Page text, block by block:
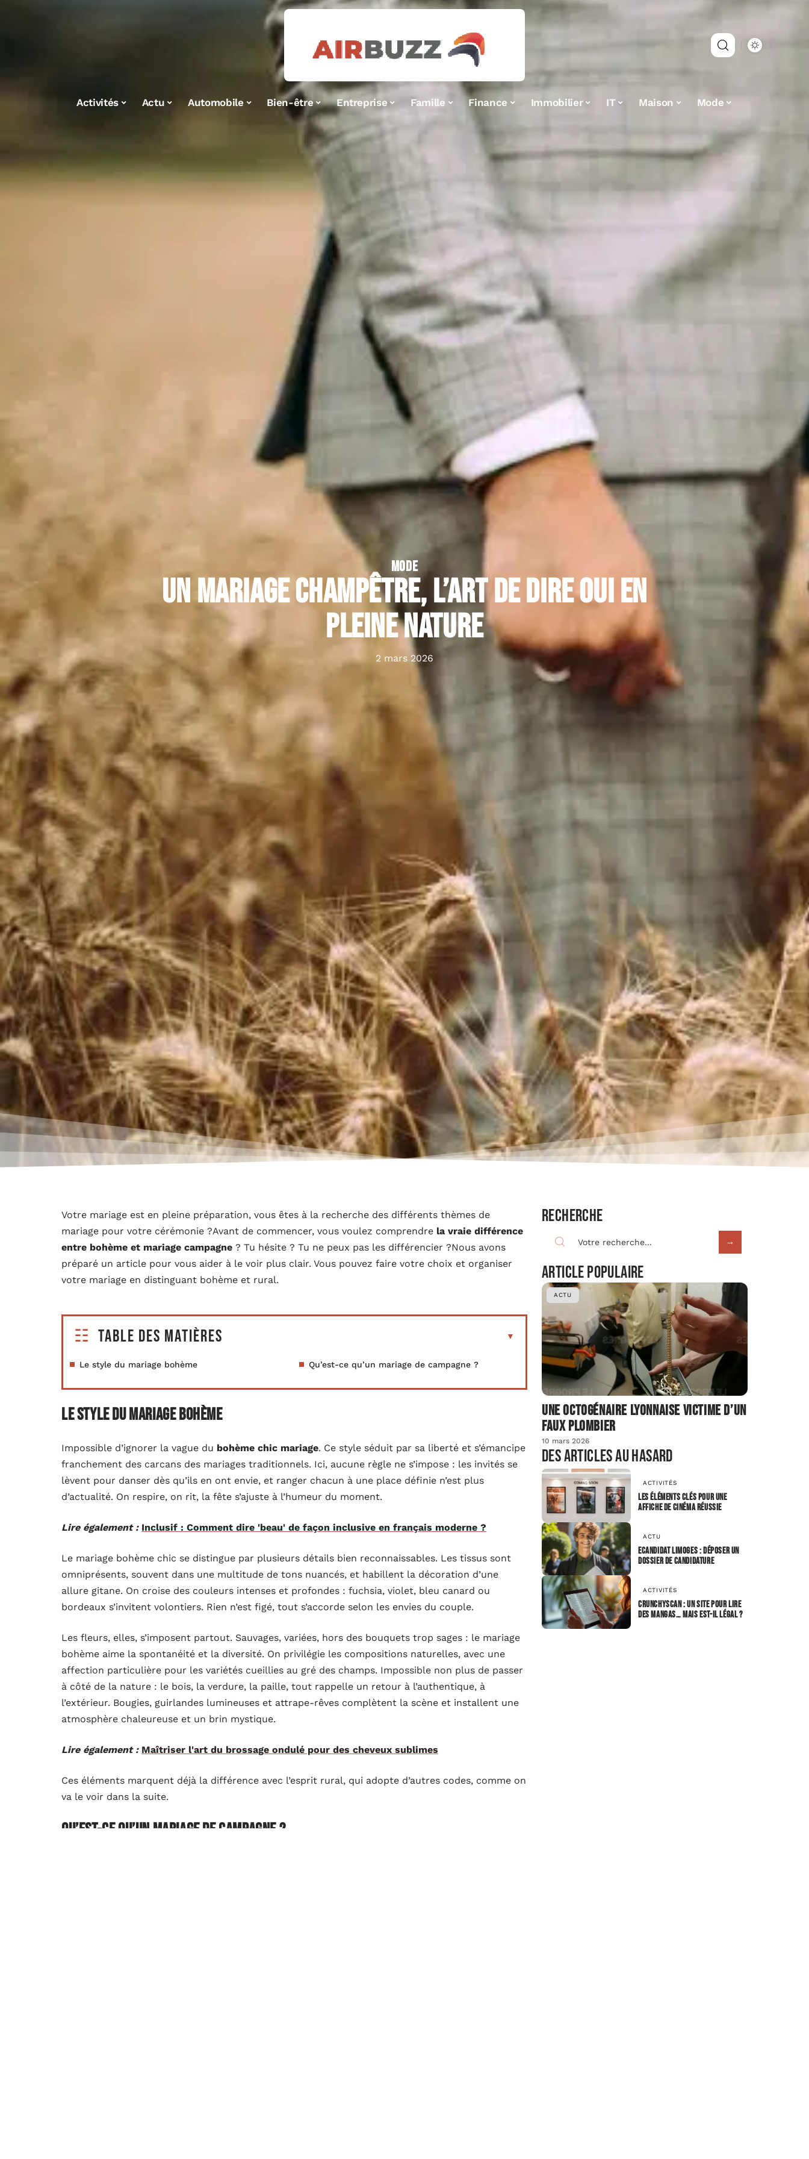
Activités Actu Automobile Bien-être Entreprise Famille Finance Immobilier IT Maison Mode
MODE
Un mariage champêtre, l’art de dire oui en
pleine nature
2 mars 2026
Votre mariage est en pleine préparation, vous êtes à la recherche des différents thèmes de
mariage pour votre cérémonie ?Avant de commencer, vous voulez comprendre la vraie différence
entre bohème et mariage campagne ? Tu hésite ? Tu ne peux pas les différencier ?Nous avons
préparé un article pour vous aider à le voir plus clair. Vous pouvez faire votre choix et organiser
votre mariage en distinguant bohème et rural.
Table des matières
Le style du mariage bohème Qu’est-ce qu’un mariage de campagne ?
Le style du mariage bohème
Impossible d’ignorer la vague du bohème chic mariage. Ce style séduit par sa liberté et s’émancipe
franchement des carcans des mariages traditionnels. Ici, aucune règle ne s’impose : les invités se
lèvent pour danser dès qu’ils en ont envie, et ranger chacun à une place définie n’est plus
d’actualité. On respire, on rit, la fête s’ajuste à l’humeur du moment.
Lire également : Inclusif : Comment dire 'beau' de façon inclusive en français moderne ?
Le mariage bohème chic se distingue par plusieurs détails bien reconnaissables. Les tissus sont
omniprésents, souvent dans une multitude de tons nuancés, et habillent la décoration d’une
allure gitane. On croise des couleurs intenses et profondes : fuchsia, violet, bleu canard ou
bordeaux s’invitent volontiers. Rien n’est figé, tout s’accorde selon les envies du couple.
Les fleurs, elles, s’imposent partout. Sauvages, variées, hors des bouquets trop sages : le mariage
bohème aime la spontanéité et la diversité. On privilégie les compositions naturelles, avec une
affection particulière pour les variétés cueillies au gré des champs. Impossible non plus de passer
à côté de la nature : le bois, la verdure, la paille, tout rappelle un retour à l’authentique, à
l’extérieur. Bougies, guirlandes lumineuses et attrape-rêves complètent la scène et installent une
atmosphère chaleureuse et un brin mystique.
Lire également : Maîtriser l'art du brossage ondulé pour des cheveux sublimes
Ces éléments marquent déjà la différence avec l’esprit rural, qui adopte d’autres codes, comme on
va le voir dans la suite.
Qu’est-ce qu’un mariage de campagne ?
Recherche
Article populaire
ACTU
Une octogénaire lyonnaise victime d’un
faux plombier
10 mars 2026
Des articles au hasard
ACTIVITÉS
Les éléments clés pour une
affiche de cinéma réussie
ACTU
Ecandidat Limoges : déposer un
dossier de candidature
ACTIVITÉS
Crunchyscan : un site pour lire
des mangas… mais est-il légal ?